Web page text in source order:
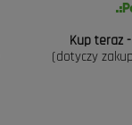
Kup teraz
(dotyczy